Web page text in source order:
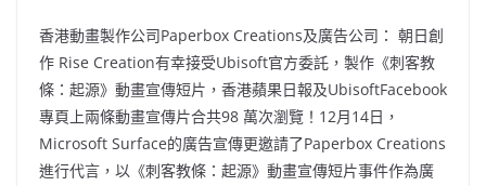
香港動畫製作公司Paperbox Creations及廣告公司： 朝日創
作 Rise Creation有幸接受Ubisoft官方委託，製作《刺客教
條：起源》動畫宣傳短片，香港蘋果日報及UbisoftFacebook
專頁上兩條動畫宣傳片合共98 萬次瀏覽！12月14日，
Microsoft Surface的廣告宣傳更邀請了Paperbox Creations
進行代言，以《刺客教條：起源》動畫宣傳短片事件作為廣